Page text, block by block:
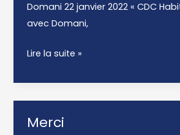
Domani 22 janvier 2022 « CDC
avec Domani,
En
plus
Lire la suite »
Merci